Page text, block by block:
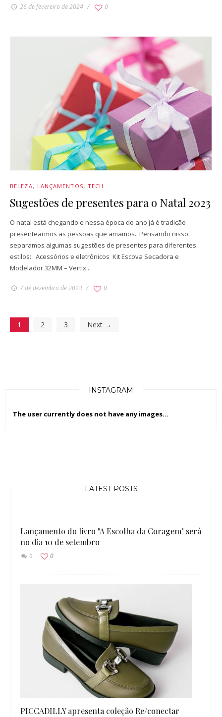
26 de fevereiro de 2024 0
BELEZA LANÇAMENTOS TECH
Sugestões de presentes para o Natal 2023
O natal está chegando e nessa época do ano já é tradição
presentearmos as pessoas que amamos. Pensando nisso,
separamos algumas sugestões de presentes para diferentes
estilos: Acessórios e eletrônicos Kit Escova Secadora e
Modelador 32MM – Vertix...
7 de dezembro de 2023 0
1 2 3 Next →
INSTAGRAM
The user currently does not have any images...
LATEST POSTS
Lançamento do livro "A Escolha da Coragem" será
no dia 10 de setembro
0 0
PICCADILLY apresenta coleção Re/conectar